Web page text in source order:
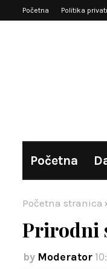
Početna Politika
Početna
Početna stranica
Prirodni
Moderator